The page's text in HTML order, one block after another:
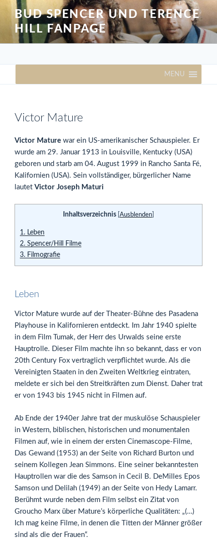
Inhalt
springen
BUD SPENCER UND TERENCE
HILL FANPAGE
MENU
Victor Mature
Victor Mature war ein US-amerikanischer Schauspieler. Er
wurde am 29. Januar 1913 in Louisville, Kentucky (USA)
geboren und starb am 04. August 1999 in Rancho Santa Fé,
Kalifornien (USA). Sein vollständiger, bürgerlicher Name
lautet Victor Joseph Maturi
Inhaltsverzeichnis Ausblenden
1. Leben
2. Spencer/Hill Filme
3. Filmografie
Leben
Victor Mature wurde auf der Theater-Bühne des Pasadena
Playhouse in Kalifornieren entdeckt. Im Jahr 1940 spielte
in dem Film Tumak, der Herr des Urwalds seine erste
Hauptrolle. Dieser Film machte ihn so bekannt, dass er von
20th Century Fox vertraglich verpflichtet wurde. Als die
Vereinigten Staaten in den Zweiten Weltkrieg eintraten,
meldete er sich bei den Streitkräften zum Dienst. Daher trat
er von 1943 bis 1945 nicht in Filmen auf.
Ab Ende der 1940er Jahre trat der muskulöse Schauspieler
in Western, biblischen, historischen und monumentalen
Filmen auf, wie in einem der ersten Cinemascope-Filme,
Das Gewand (1953) an der Seite von Richard Burton und
seinem Kollegen Jean Simmons. Eine seiner bekanntesten
Hauptrollen war die des Samson in Cecil B. DeMilles Epos
Samson und Delilah (1949) an der Seite von Hedy Lamarr.
Berühmt wurde neben dem Film selbst ein Zitat von
Groucho Marx über Mature’s körperliche Qualitäten: „(…)
Ich mag keine Filme, in denen die Titten der Männer größer
sind als die der Frauen“.